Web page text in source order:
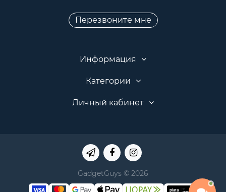
Перезвоните мне
Информация
Категории
Личный кабинет
GadgetGuys © 2026